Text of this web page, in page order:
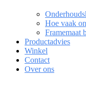
Hoe vaak
Framemaat
Productadvies
Winkel
Contact
Over ons